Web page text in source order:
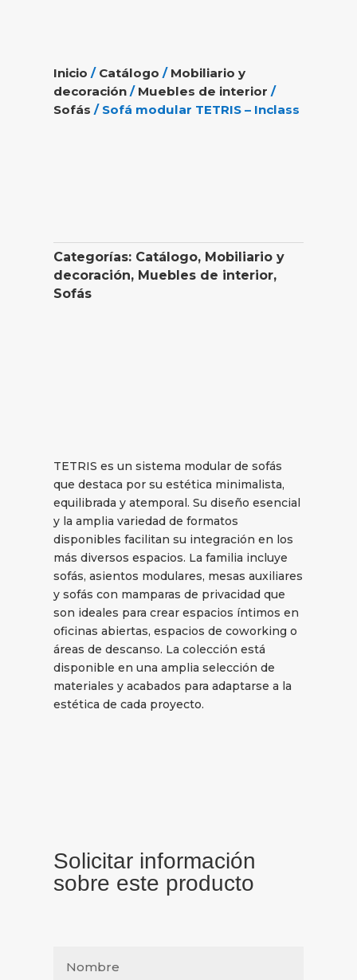
Inicio / Catálogo / Mobiliario y
decoración / Muebles de interior /
Sofás / Sofá modular TETRIS – Inclass
Categorías: Catálogo, Mobiliario y
decoración, Muebles de interior,
Sofás
TETRIS es un sistema modular de sofás
que destaca por su estética minimalista,
equilibrada y atemporal. Su diseño esencial
y la amplia variedad de formatos
disponibles facilitan su integración en los
más diversos espacios. La familia incluye
sofás, asientos modulares, mesas auxiliares
y sofás con mamparas de privacidad que
son ideales para crear espacios íntimos en
oficinas abiertas, espacios de coworking o
áreas de descanso. La colección está
disponible en una amplia selección de
materiales y acabados para adaptarse a la
estética de cada proyecto.
Solicitar información
sobre este producto